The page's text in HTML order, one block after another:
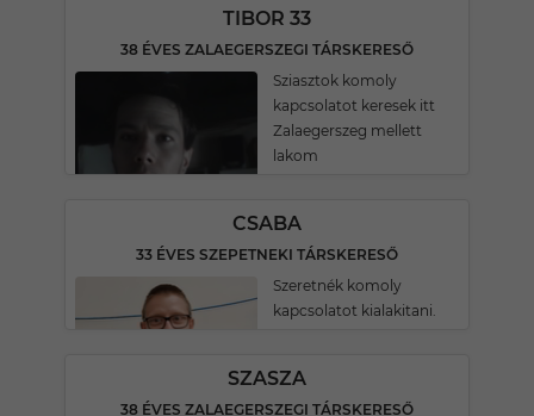
TIBOR 33
38 ÉVES ZALAEGERSZEGI TÁRSKERESŐ
Sziasztok komoly
kapcsolatot keresek itt
Zalaegerszeg mellett
lakom
CSABA
33 ÉVES SZEPETNEKI TÁRSKERESŐ
Szeretnék komoly
kapcsolatot kialakitani.
SZASZA
38 ÉVES ZALAEGERSZEGI TÁRSKERESŐ